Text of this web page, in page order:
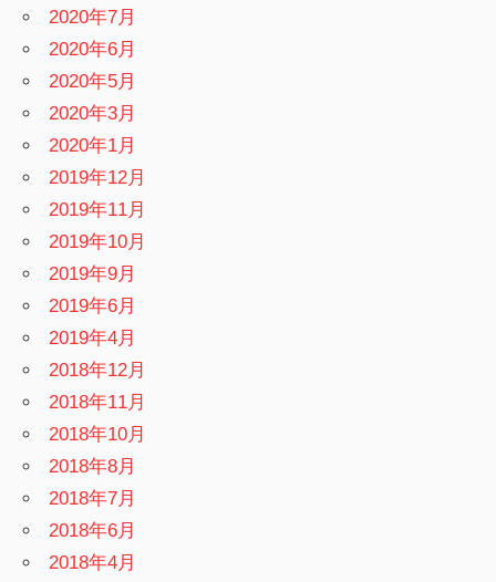
2020年7月
2020年6月
2020年5月
2020年3月
2020年1月
2019年12月
2019年11月
2019年10月
2019年9月
2019年6月
2019年4月
2018年12月
2018年11月
2018年10月
2018年8月
2018年7月
2018年6月
2018年4月